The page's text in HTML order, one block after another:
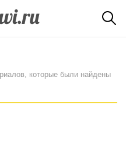
которые были найдены